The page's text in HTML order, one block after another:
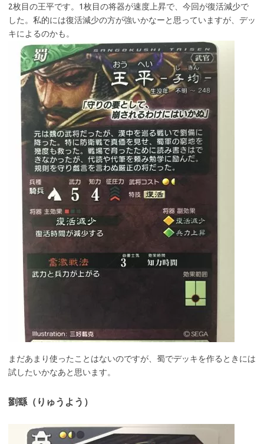
2枚目の王平です。1枚目の将器が速度上昇で、今回が復活減少で
した。私的には復活減少の方が強いかなーと思っていますが、デッ
キによるのかも。
まだあまり使ったことはないのですが、蜀でデッキを作るときには
試したいかなあと思います。
劉繇（りゅうよう）